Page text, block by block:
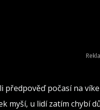
předpověď počasí na
myší, u lidí zatím chybí